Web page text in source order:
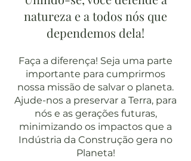
natureza e a todos nós que
dependemos dela!
Faça a diferença! Seja uma parte
importante para cumprirmos
nossa missão de salvar o planeta.
Ajude-nos a preservar a Terra, para
nós e as gerações futuras,
minimizando os impactos que a
Indústria da Construção gera no
Planeta!